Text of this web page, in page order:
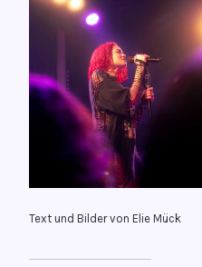
Text und Bilder von Elie Mück